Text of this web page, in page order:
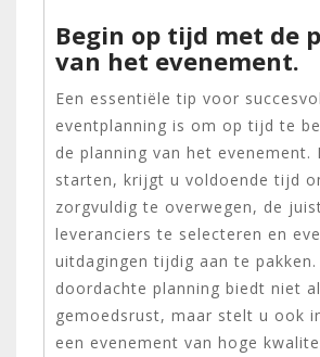
Begin op tijd met de
van het evenement.
Een essentiële tip voor
eventplanning is om op tijd te
de planning van het evenement.
starten, krijgt u voldoende tijd
zorgvuldig te overwegen, de
leveranciers te selecteren en
uitdagingen tijdig aan te pakken.
doordachte planning biedt niet
gemoedsrust, maar stelt u ook
een evenement van hoge